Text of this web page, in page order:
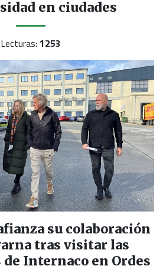
en ciudades
Lecturas: 1253
su colaboración
tras visitar las
Internaco en Ordes